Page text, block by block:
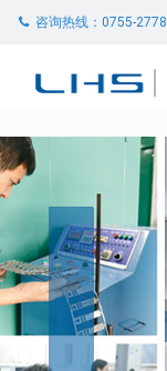
咨询热线：0755-